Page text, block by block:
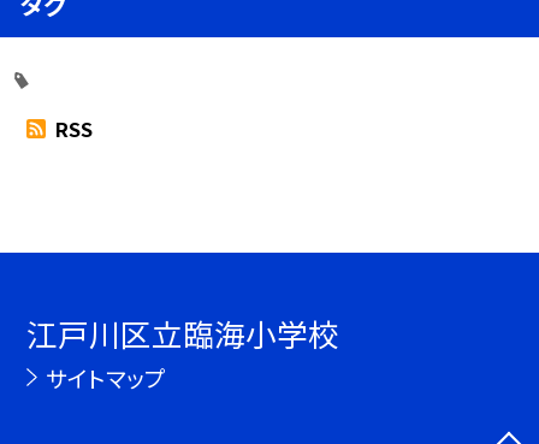
RSS
江戸川区立臨海小学校
サイトマップ